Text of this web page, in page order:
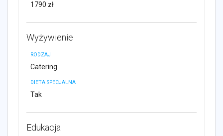
1790 zł
Wyżywienie
RODZAJ
Catering
DIETA SPECJALNA
Tak
Edukacja